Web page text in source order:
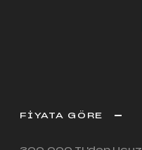
FİYATA GÖRE